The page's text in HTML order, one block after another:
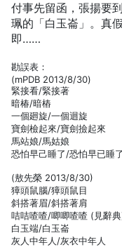
付事先留函，張揚要
珮的「白玉崙」。真
即……
勘誤表：
(mPDB 2013/8/30)
緊接看/緊接著
暗椿/暗樁
一個廻旋/一個迴旋
寶劍檢起來/寶劍撿起來
馬站娘/馬姑娘
恐怕早己睡了/恐怕早已睡了
(敖先榮 2013/8/30)
獐頭鼠腦/獐頭鼠目
斜搭著眉/斜搭著肩
咭咭喳喳/唧唧喳喳 (見辭
白玉端/白玉崙
灰人中年人/灰衣中年人